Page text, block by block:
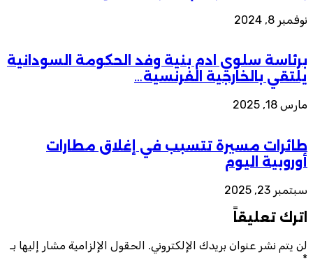
نوفمبر 8, 2024
برئاسة سلوي ادم بنية وفد الحكومة السودانية
يلتقي بالخارجية الفرنسية…
مارس 18, 2025
طائرات مسيرة تتسبب في إغلاق مطارات
أوروبية اليوم
سبتمبر 23, 2025
اترك تعليقاً
لن يتم نشر عنوان بريدك الإلكتروني. الحقول الإلزامية مشار إليها بـ
*